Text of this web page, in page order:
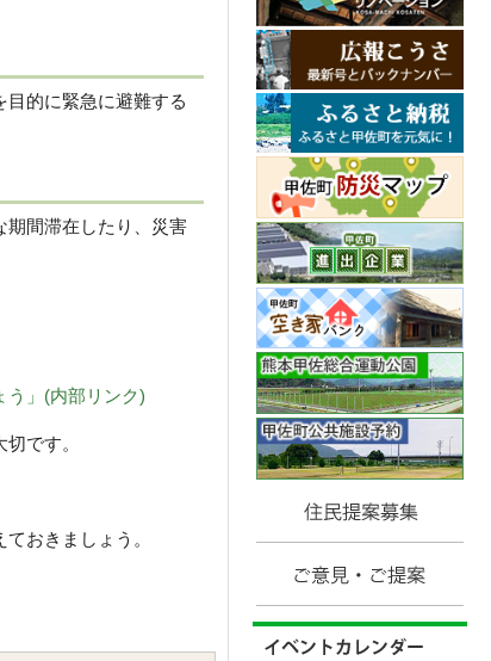
的に緊急に避難する
間滞在したり、災害
う」(内部リンク)
です。
おきましょう。